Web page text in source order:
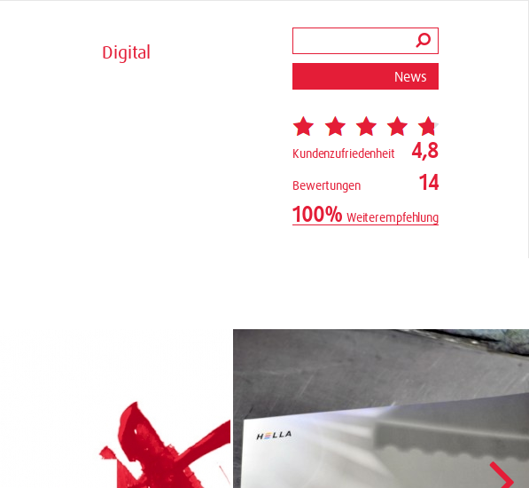
Digital
News
Kundenzufriedenheit 4,8
Bewertungen
14
100% Weiterempfehlung